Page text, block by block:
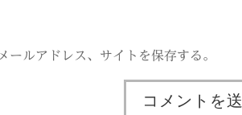
ルアドレス、サイトを保存する。